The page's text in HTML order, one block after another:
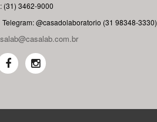
(31) 3462-9000
Telegram: @casadolaboratorio (31 98348-3330)